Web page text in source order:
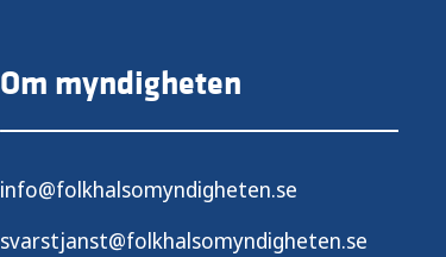
Om myndigheten
info@folkhalsomyndigheten.se
svarstjanst@folkhalsomyndigheten.se